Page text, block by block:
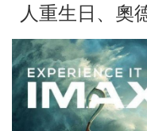
人重生日、奧